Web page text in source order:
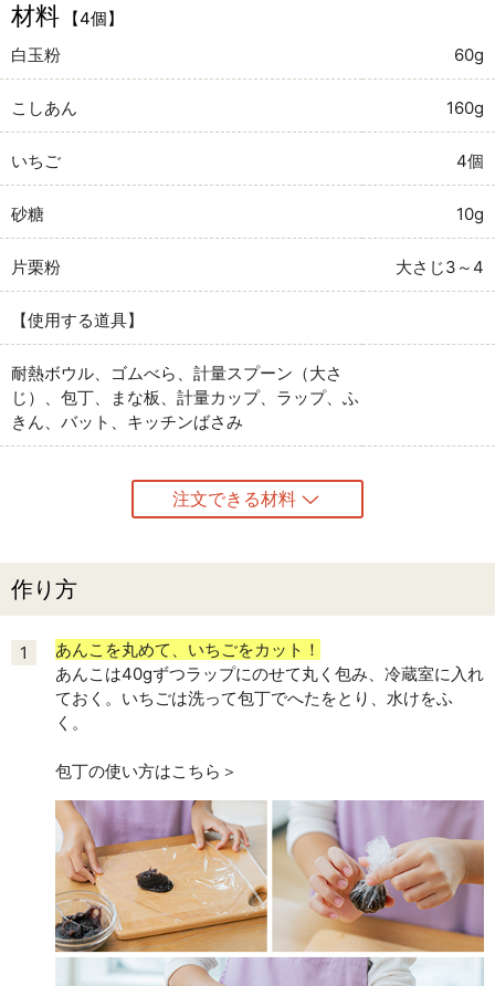
材料
【4個】
白玉粉
60g
こしあん 160g
いちご 4個
砂糖 10g
片栗粉 大さじ3～4
【使用する道具】
耐熱ボウル、ゴムべら、計量スプーン（大さ
じ）、包丁、まな板、計量カップ、ラップ、ふ
きん、バット、キッチンばさみ
注文できる材料
作り方
1
あんこを丸めて、いちごをカット！
あんこは40gずつラップにのせて丸く包み、冷蔵室に入れ
ておく。いちごは洗って包丁でへたをとり、水けをふ
く。
包丁の使い方はこちら＞